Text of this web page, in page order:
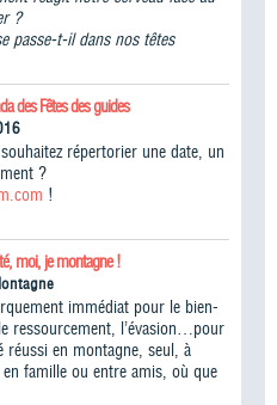
?
passe-t-il dans nos têtes
des Fêtes des guides
répertorier une date, un
?
!
moi, je montagne !
immédiat pour le bien-
ressourcement, l’évasion…pour
réussi en montagne, seul, à
famille ou entre amis, où que